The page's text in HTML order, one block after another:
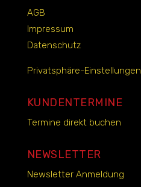
AGB
Impressum
Datenschutz
Privatsphäre-Einstellungen
KUNDENTERMINE
Termine direkt buchen
NEWSLETTER
Newsletter Anmeldung